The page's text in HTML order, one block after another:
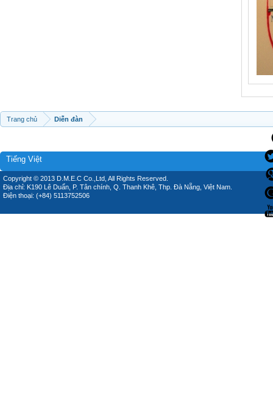
Trang chủ Diễn đàn
Tiếng Việt
Copyright © 2013 D.M.E.C Co.,Ltd, All Rights Reserved.
Địa chỉ: K190 Lê Duẩn, P. Tân chính, Q. Thanh Khê, Thp. Đà Nẵng, Việt Nam.
Điện thoại: (+84) 5113752506